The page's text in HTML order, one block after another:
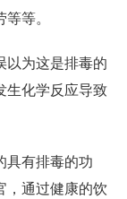
等。
以为这是排毒的
生化学反应导致
具有排毒的功
，通过健康的饮